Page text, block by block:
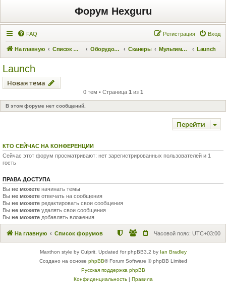
Форум Hexguru
FAQ Вход
Регистрация
На главную Список форумов Оборудование Сканеры Мультимарочные Launch
Launch
Новая тема
0 тем • Страница 1 из 1
В этом форуме нет сообщений.
Перейти
КТО СЕЙЧАС НА КОНФЕРЕНЦИИ
Сейчас этот форум просматривают: нет зарегистрированных пользователей и 1
гость
ПРАВА ДОСТУПА
Вы не можете начинать темы
Вы не можете отвечать на сообщения
Вы не можете редактировать свои сообщения
Вы не можете удалять свои сообщения
Вы не можете добавлять вложения
На главную Список форумов Часовой пояс: UTC+03:00
Maxthon style by Culprit. Updated for phpBB3.2 by Ian Bradley
Создано на основе phpBB® Forum Software © phpBB Limited
Русская поддержка phpBB
Конфиденциальность| Правила